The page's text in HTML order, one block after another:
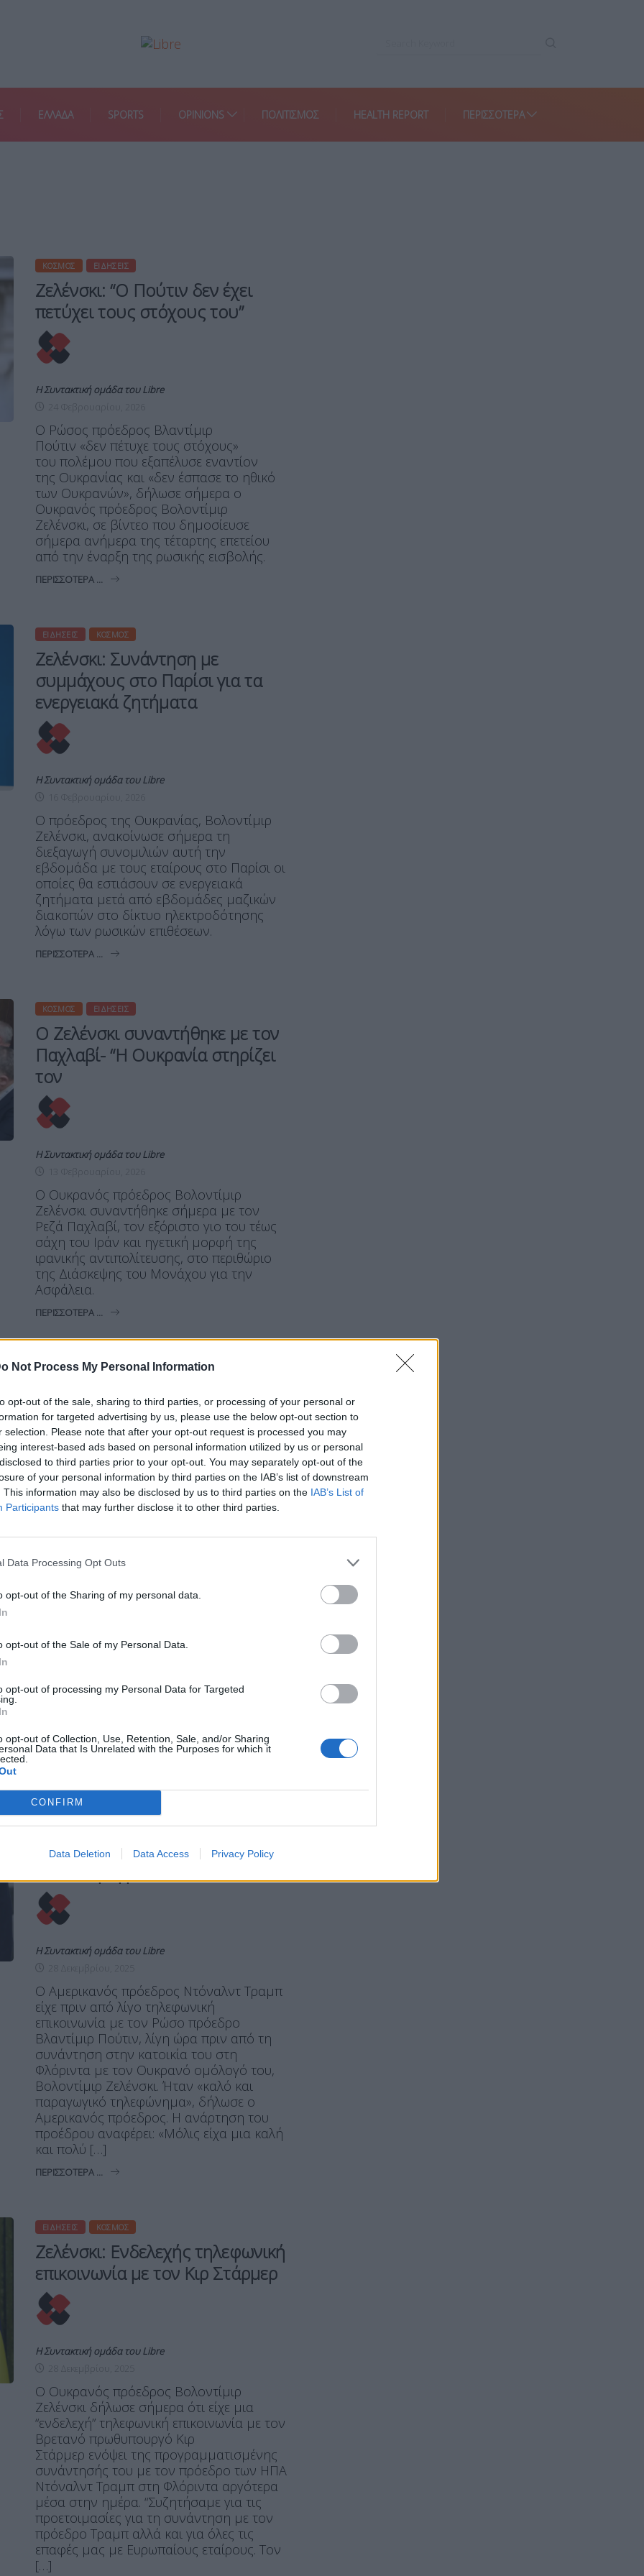
Not Process My Personal Information
opt-out of the sale, sharing to third parties, or processing of your personal or
for targeted advertising by us, please use the below opt-out section to
selection. Please note that after your opt-out request is processed you may
interest-based ads based on personal information utilized by us or personal
to third parties prior to your opt-out. You may separately opt-out of the
of your personal information by third parties on the IAB’s list of downstream
This information may also be disclosed by us to third parties on the IAB’s List of
Participants that may further disclose it to other third parties.
Data Processing Opt Outs
opt-out of the Sharing of my personal data.
opt-out of the Sale of my Personal Data.
opt-out of processing my Personal Data for Targeted
opt-out of Collection, Use, Retention, Sale, and/or Sharing
Data that Is Unrelated with the Purposes for which it
CONFIRM
Data Deletion Data Access Privacy Policy
ΕΛΛΑΔΑ SPORTS OPINIONS ΠΟΛΙΤΙΣΜΟΣ HEALTH REPORT ΠΕΡΙΣΣΌΤΕΡΑ
ΚΌΣΜΟΣ ΕΙΔΉΣΕΙΣ
Ζελένσκι: “Ο Πούτιν δεν έχει
πετύχει τους στόχους του”
Η Συντακτική ομάδα του Libre
Ο Ρώσος πρόεδρος Βλαντίμιρ
Πούτιν «δεν πέτυχε τους στόχους»
του πολέμου που εξαπέλυσε εναντίον
της Ουκρανίας και «δεν έσπασε το ηθικό
των Ουκρανών», δήλωσε σήμερα ο
Ουκρανός πρόεδρος Βολοντίμιρ
Ζελένσκι, σε βίντεο που δημοσίευσε
σήμερα ανήμερα της τέταρτης επετείου
από την έναρξη της ρωσικής εισβολής.
ΠΕΡΙΣΣΌΤΕΡΑ ...
ΕΙΔΉΣΕΙΣ ΚΌΣΜΟΣ
Ζελένσκι: Συνάντηση με
συμμάχους στο Παρίσι για τα
ενεργειακά ζητήματα
Η Συντακτική ομάδα του Libre
Ο πρόεδρος της Ουκρανίας, Βολοντίμιρ
Ζελένσκι, ανακοίνωσε σήμερα τη
διεξαγωγή συνομιλιών αυτή την
εβδομάδα με τους εταίρους στο Παρίσι οι
οποίες θα εστιάσουν σε ενεργειακά
ζητήματα μετά από εβδομάδες μαζικών
διακοπών στο δίκτυο ηλεκτροδότησης
λόγω των ρωσικών επιθέσεων.
ΠΕΡΙΣΣΌΤΕΡΑ ...
ΚΌΣΜΟΣ ΕΙΔΉΣΕΙΣ
Ο Ζελένσκι συναντήθηκε με τον
Παχλαβί- “Η Ουκρανία στηρίζει
τον
Η Συντακτική ομάδα του Libre
Ο Ουκρανός πρόεδρος Βολοντίμιρ
Ζελένσκι συναντήθηκε σήμερα με τον
Ρεζά Παχλαβί, τον εξόριστο γιο του τέως
σάχη του Ιράν και ηγετική μορφή της
ιρανικής αντιπολίτευσης, στο περιθώριο
της Διάσκεψης του Μονάχου για την
Ασφάλεια.
ΠΕΡΙΣΣΌΤΕΡΑ ...
ΚΌΣΜΟΣ ΕΙΔΉΣΕΙΣ
Ο Ζελένσκι ελπίζει να
συναντηθεί σύντομα με τον
Τραμπ
Η Συντακτική ομάδα του Libre
Ζελένσκι δήλωσε ότι ελπίζει να
πρόεδρο Ντόναλντ Τραμπ, πιθανώς στην
τετραετούς πολέμου στην Ουκρανία
ασφαλείας μετά τον πόλεμο από τις
ΠΕΡΙΣΣΌΤΕΡΑ ...
ΚΌΣΜΟΣ
Τηλεφωνική επικοινωνία Τραμπ
και Πούτιν πριν από τη
Η Συντακτική ομάδα του Libre
Ο Αμερικανός πρόεδρος Ντόναλντ Τραμπ
είχε πριν από λίγο τηλεφωνική
επικοινωνία με τον Ρώσο πρόεδρο
Βλαντίμιρ Πούτιν, λίγη ώρα πριν από τη
συνάντηση στην κατοικία του στη
Φλόριντα με τον Ουκρανό ομόλογό του,
Βολοντίμιρ Ζελένσκι. Ήταν «καλό και
παραγωγικό τηλεφώνημα», δήλωσε ο
Αμερικανός πρόεδρος. Η ανάρτηση του
προέδρου αναφέρει: «Μόλις είχα μια καλή
και πολύ […]
ΠΕΡΙΣΣΌΤΕΡΑ ...
ΕΙΔΉΣΕΙΣ ΚΌΣΜΟΣ
Ζελένσκι: Ενδελεχής τηλεφωνική
επικοινωνία με τον Κιρ Στάρμερ
Η Συντακτική ομάδα του Libre
Ο Ουκρανός πρόεδρος Βολοντίμιρ
Ζελένσκι δήλωσε σήμερα ότι είχε μια
“ενδελεχή” τηλεφωνική επικοινωνία με τον
Βρετανό πρωθυπουργό Κιρ
Στάρμερ ενόψει της προγραμματισμένης
συνάντησής του με τον πρόεδρο των ΗΠΑ
Ντόναλντ Τραμπ στη Φλόριντα αργότερα
μέσα στην ημέρα. “Συζητήσαμε για τις
προετοιμασίες για τη συνάντηση με τον
πρόεδρο Τραμπ αλλά και για όλες τις
επαφές μας με Ευρωπαίους εταίρους. Τον
[…]